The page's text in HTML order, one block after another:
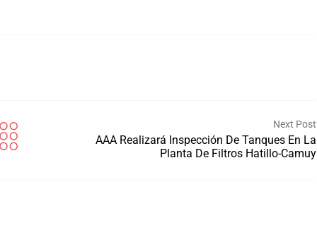
Next Post
AAA Realizará Inspección De Tanques En La
Planta De Filtros Hatillo-Camuy